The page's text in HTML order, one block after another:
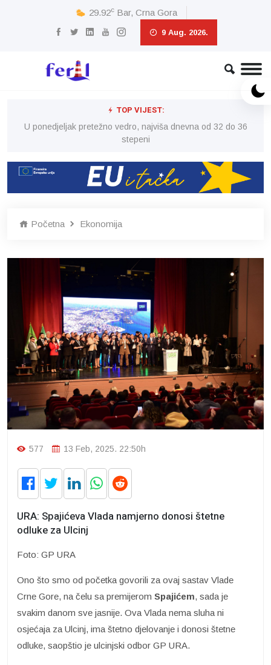
29.92c Bar, Crna Gora
9 Aug. 2026.
TOP VIJEST:
U ponedjeljak pretežno vedro, najviša dnevna od 32 do 36
stepeni
Početna Ekonomija
577 13 Feb, 2025. 22:50h
URA: Spajićeva Vlada namjerno donosi štetne
odluke za Ulcinj
Foto: GP URA
Ono što smo od početka govorili za ovaj sastav Vlade
Crne Gore, na čelu sa premijerom Spajićem, sada je
svakim danom sve jasnije. Ova Vlada nema sluha ni
osjećaja za Ulcinj, ima štetno djelovanje i donosi štetne
odluke, saopštio je ulcinjski odbor GP URA.